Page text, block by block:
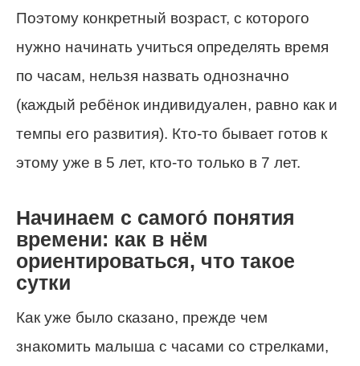
Поэтому конкретный возраст, с которого
нужно начинать учиться определять время
по часам, нельзя назвать однозначно
(каждый ребёнок индивидуален, равно как и
темпы его развития). Кто-то бывает готов к
этому уже в 5 лет, кто-то только в 7 лет.
Начинаем с самого́ понятия
времени: как в нём
ориентироваться, что такое
сутки
Как уже было сказано, прежде чем
знакомить малыша с часами со стрелками,